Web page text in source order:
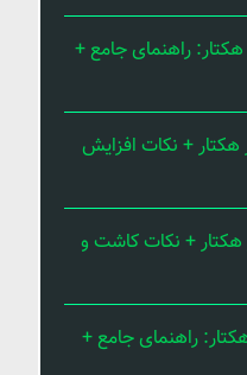
هکتار: راهنمای جامع +
هکتار + نکات افزایش
هکتار + نکات کاشت و
راهنمای جامع +